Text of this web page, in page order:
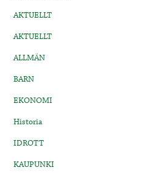
AKTUELLT
AKTUELLT
ALLMÄN
BARN
EKONOMI
Historia
IDROTT
KAUPUNKI